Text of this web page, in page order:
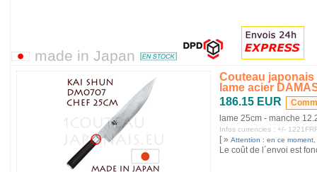
made in Japan
Couteau japonais
lame acier
186.15 EUR
lame 25cm - manche
Infos currencies : +/-
[ » Attention : en ce
Le coût de l´envoi est